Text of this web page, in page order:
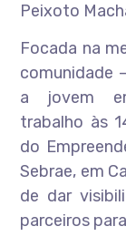
Peixoto
Focada na
comunidade
a jovem
trabalho às
do
Sebrae, em
de dar
parceiros